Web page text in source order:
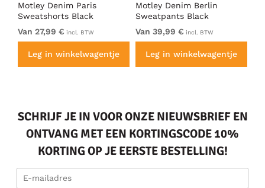
Motley Denim Paris
Sweatshorts Black
Van 27,99 € incl. BTW
Leg in winkelwagentje
Motley Denim Berlin
Sweatpants Black
Van 39,99 € incl. BTW
Leg in winkelwagentje
SCHRIJF JE IN VOOR ONZE NIEUWSBRIEF EN
ONTVANG MET EEN KORTINGSCODE 10%
KORTING OP JE EERSTE BESTELLING!